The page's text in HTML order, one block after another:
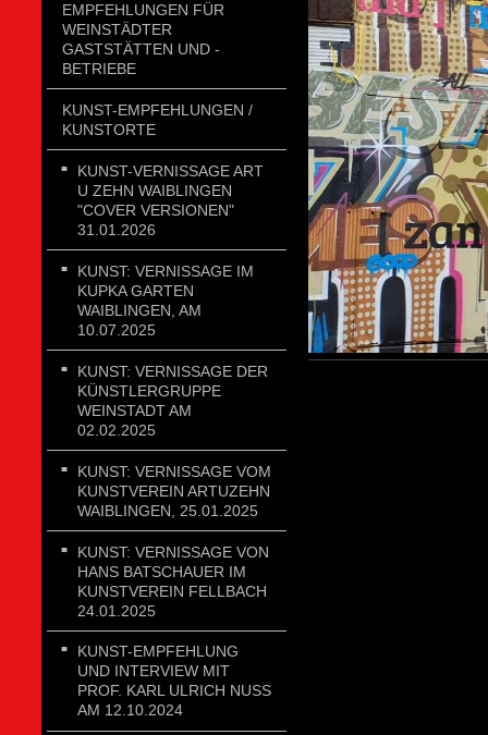
EMPFEHLUNGEN FÜR
WEINSTÄDTER
GASTSTÄTTEN UND -
BETRIEBE
KUNST-EMPFEHLUNGEN /
KUNSTORTE
KUNST-VERNISSAGE ART
U ZEHN WAIBLINGEN
"COVER VERSIONEN"
31.01.2026
KUNST: VERNISSAGE IM
KUPKA GARTEN
WAIBLINGEN, AM
10.07.2025
KUNST: VERNISSAGE DER
KÜNSTLERGRUPPE
WEINSTADT AM
02.02.2025
KUNST: VERNISSAGE VOM
KUNSTVEREIN ARTUZEHN
WAIBLINGEN, 25.01.2025
KUNST: VERNISSAGE VON
HANS BATSCHAUER IM
KUNSTVEREIN FELLBACH
24.01.2025
KUNST-EMPFEHLUNG
UND INTERVIEW MIT
PROF. KARL ULRICH NUSS
AM 12.10.2024